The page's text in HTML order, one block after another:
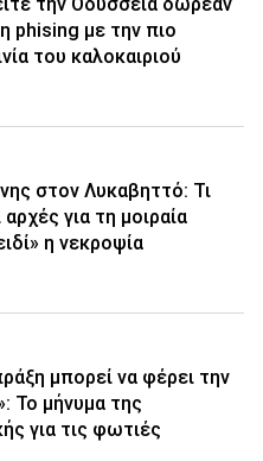
phising με την πιο
του καλοκαιριού
στον Λυκαβηττό: Τι
για τη μοιραία
η νεκροψία
μπορεί να φέρει την
Το μήνυμα της
για τις φωτιές